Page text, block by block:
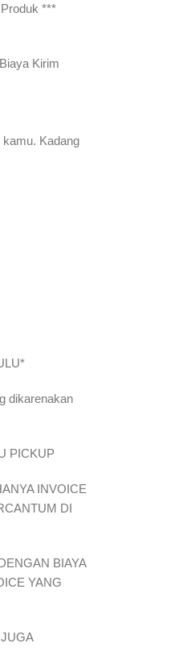
***
Kirim
Kadang
dikarenakan
PICKUP
INVOICE
DI
BIAYA
YANG